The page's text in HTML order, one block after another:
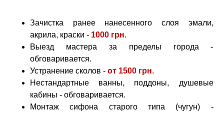
Зачистка ранее нанесенного слоя эмали,
акрила, краски - 1000 грн.
Выезд мастера за пределы города -
обговаривается.
Устранение сколов - от 1500 грн.
Нестандартные ванны, поддоны, душевые
кабины - обговаривается.
Монтаж сифона старого типа (чугун) -